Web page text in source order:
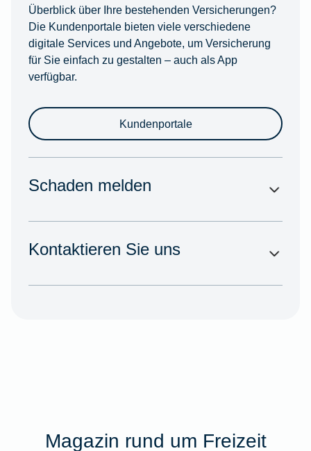
Überblick über Ihre bestehenden Versicherungen?
Die Kundenportale bieten viele verschiedene
digitale Services und Angebote, um Versicherung
für Sie einfach zu gestalten – auch als App
verfügbar.
Kundenportale
Schaden melden
Kontaktieren Sie uns
Magazin rund um Freizeit